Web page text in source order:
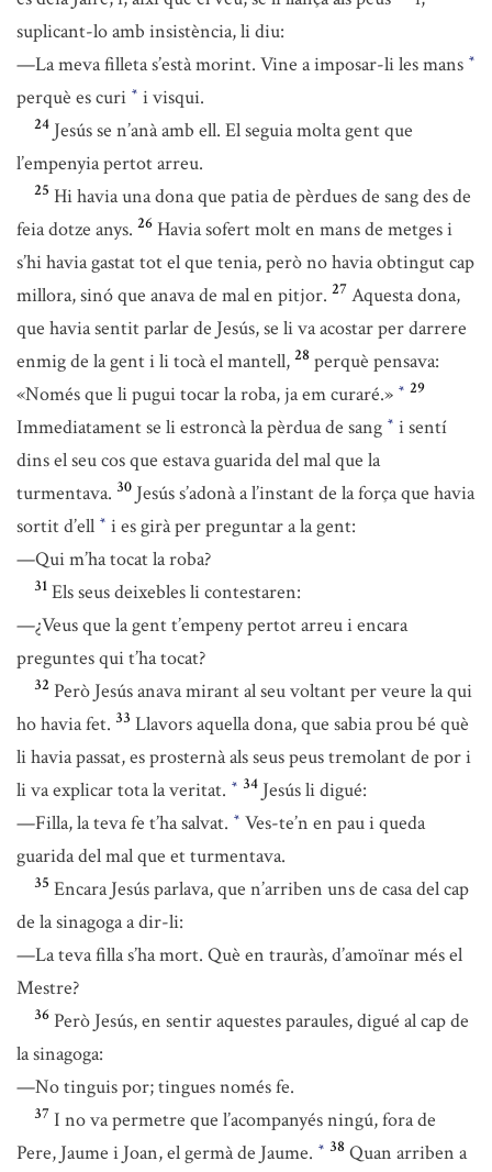
suplicant-lo amb insistència, li diu:
—La meva filleta s’està morint. Vine a imposar-li les mans *
perquè es curi * i visqui.
24 Jesús se n’anà amb ell. El seguia molta gent que
l’empenyia pertot arreu.
25 Hi havia una dona que patia de pèrdues de sang des de
feia dotze anys. 26 Havia sofert molt en mans de metges i
s’hi havia gastat tot el que tenia, però no havia obtingut cap
millora, sinó que anava de mal en pitjor. 27 Aquesta dona,
que havia sentit parlar de Jesús, se li va acostar per darrere
enmig de la gent i li tocà el mantell, 28 perquè pensava:
«Només que li pugui tocar la roba, ja em curaré.» * 29
Immediatament se li estroncà la pèrdua de sang * i sentí
dins el seu cos que estava guarida del mal que la
turmentava. 30 Jesús s’adonà a l’instant de la força que havia
sortit d’ell * i es girà per preguntar a la gent:
—Qui m’ha tocat la roba?
31 Els seus deixebles li contestaren:
—¿Veus que la gent t’empeny pertot arreu i encara
preguntes qui t’ha tocat?
32 Però Jesús anava mirant al seu voltant per veure la qui
ho havia fet. 33 Llavors aquella dona, que sabia prou bé què
li havia passat, es prosternà als seus peus tremolant de por i
li va explicar tota la veritat. * 34 Jesús li digué:
—Filla, la teva fe t’ha salvat. * Ves-te’n en pau i queda
guarida del mal que et turmentava.
35 Encara Jesús parlava, que n’arriben uns de casa del cap
de la sinagoga a dir-li:
—La teva filla s’ha mort. Què en trauràs, d’amoïnar més el
Mestre?
36 Però Jesús, en sentir aquestes paraules, digué al cap de
la sinagoga:
—No tinguis por; tingues només fe.
37 I no va permetre que l’acompanyés ningú, fora de
Pere, Jaume i Joan, el germà de Jaume. * 38 Quan arriben a